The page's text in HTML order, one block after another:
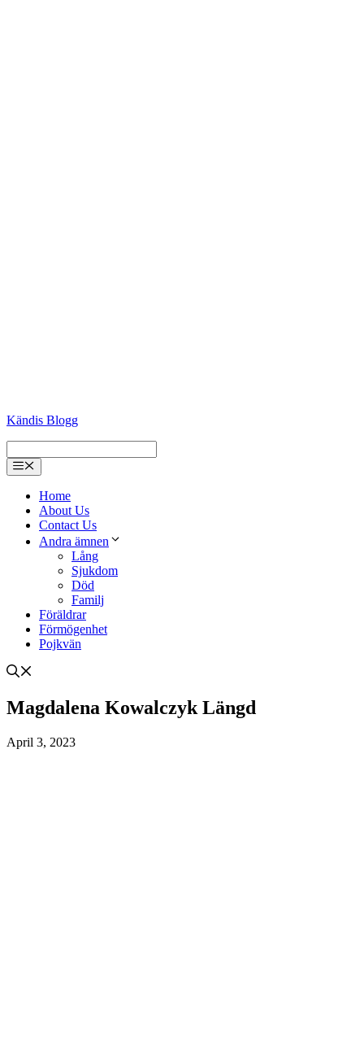
Kändis Blogg
Menu
Home
About Us
Contact Us
Andra ämnen
Lång
Sjukdom
Död
Familj
Föräldrar
Förmögenhet
Pojkvän
Magdalena Kowalczyk Längd
April 3, 2023